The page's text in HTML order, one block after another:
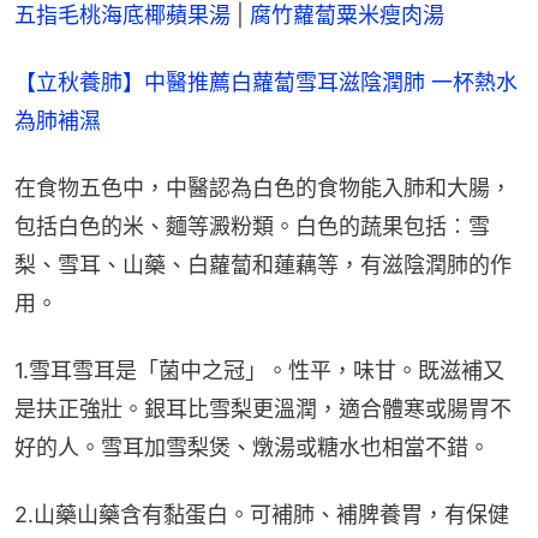
五指毛桃海底椰蘋果湯 腐竹蘿蔔粟米瘦肉湯
【立秋養肺】中醫推薦白蘿蔔雪耳滋陰潤肺 一杯熱水
為肺補濕
在食物五色中，中醫認為白色的食物能入肺和大腸，
包括白色的米、麵等澱粉類。白色的蔬果包括︰雪
梨、雪耳、山藥、白蘿蔔和蓮藕等，有滋陰潤肺的作
用。
1.雪耳雪耳是「菌中之冠」。性平，味甘。既滋補又
是扶正強壯。銀耳比雪梨更溫潤，適合體寒或腸胃不
好的人。雪耳加雪梨煲、燉湯或糖水也相當不錯。
2.山藥山藥含有黏蛋白。可補肺、補脾養胃，有保健